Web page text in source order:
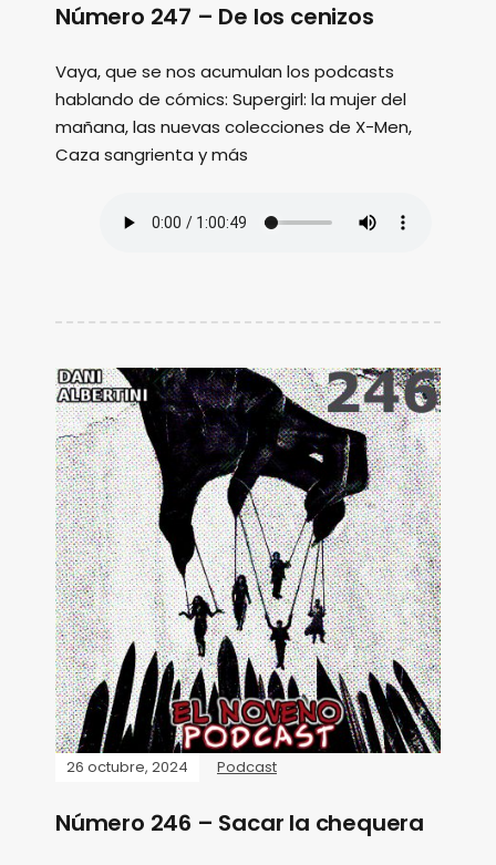
Número 247 – De los cenizos
Vaya, que se nos acumulan los podcasts
hablando de cómics: Supergirl: la mujer del
mañana, las nuevas colecciones de X-Men,
Caza sangrienta y más
26 octubre, 2024 Podcast
Número 246 – Sacar la chequera